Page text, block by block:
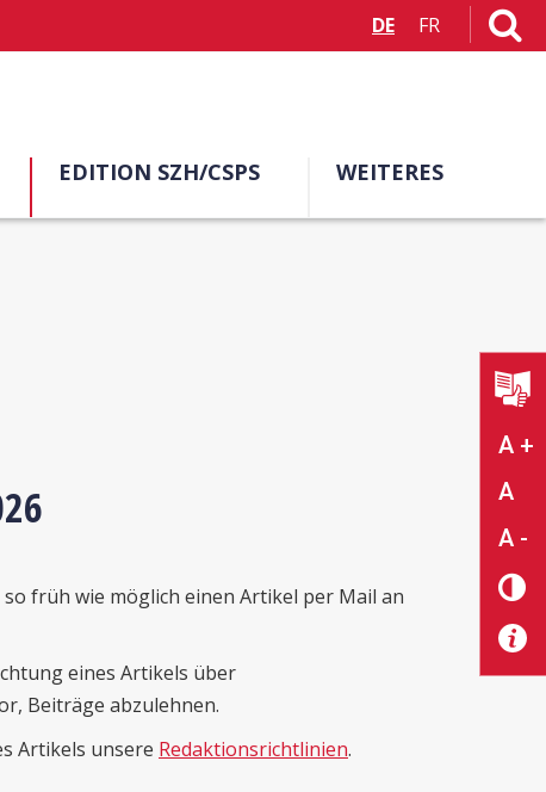
DE FR
EDITION SZH/CSPS WEITERES
A +
A
A -
früh wie möglich einen Artikel per Mail an
eines Artikels über
Beiträge abzulehnen.
Artikels unsere Redaktionsrichtlinien.